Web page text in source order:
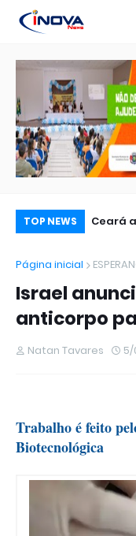
TOP NEWS
maiores
Ceará
Página inicial
Israel
anticorpo
Natan Tavares 5/
Trabalho é feito
Biotecnológica